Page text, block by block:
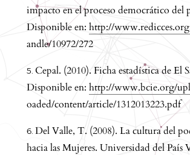
impacto en el proceso democrático del
Disponible en: http://
andle/10972/272
Cepal. (2010). Ficha estadística de El
Disponible en: http://www.bcie.org/upl
oaded/content/article/1312013223.pdf
Del Valle, T. (2008). La cultura del
hacia las Mujeres. Universidad del País